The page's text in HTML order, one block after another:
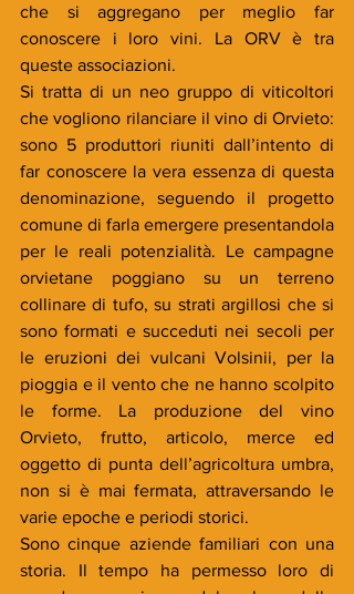
che si aggregano per meglio far
conoscere i loro vini. La ORV è tra
queste associazioni.
Si tratta di un neo gruppo di viticoltori
che vogliono rilanciare il vino di Orvieto:
sono 5 produttori riuniti dall’intento di
far conoscere la vera essenza di questa
denominazione, seguendo il progetto
comune di farla emergere presentandola
per le reali potenzialità. Le campagne
orvietane poggiano su un terreno
collinare di tufo, su strati argillosi che si
sono formati e succeduti nei secoli per
le eruzioni dei vulcani Volsinii, per la
pioggia e il vento che ne hanno scolpito
le forme. La produzione del vino
Orvieto, frutto, articolo, merce ed
oggetto di punta dell’agricoltura umbra,
non si è mai fermata, attraversando le
varie epoche e periodi storici.
Sono cinque aziende familiari con una
storia. Il tempo ha permesso loro di